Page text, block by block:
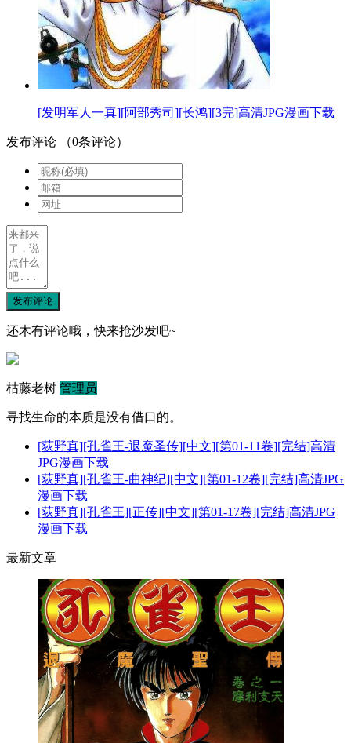
[发明军人一真][阿部秀司][长鸿][3完]高清JPG漫画下载
发布评论 （0条评论）
发布评论
还木有评论哦，快来抢沙发吧~
枯藤老树 管理员
寻找生命的本质是没有借口的。
[荻野真][孔雀王-退魔圣传][中文][第01-11卷][完结]高清
JPG漫画下载
[荻野真][孔雀王-曲神纪][中文][第01-12卷][完结]高清JPG
漫画下载
[荻野真][孔雀王][正传][中文][第01-17卷][完结]高清JPG
漫画下载
最新文章